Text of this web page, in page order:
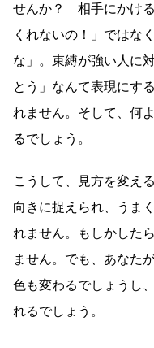
せんか？ 相手にかけ
くれないの！」ではな
な」。束縛が強い人に
とう」なんて表現にす
れません。そして、何
るでしょう。
こうして、見方を変え
向きに捉えられ、うま
れません。もしかした
ません。でも、あなた
色も変わるでしょうし
れるでしょう。